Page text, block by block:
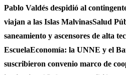
Pablo Valdés despidió al
viajan a las Islas MalvinasSalud
saneamiento y ascensores de alta
EscuelaEconomía: la UNNE y el
suscribieron convenio marco de